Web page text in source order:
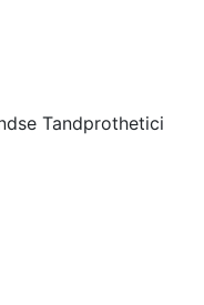
Tandprothetici